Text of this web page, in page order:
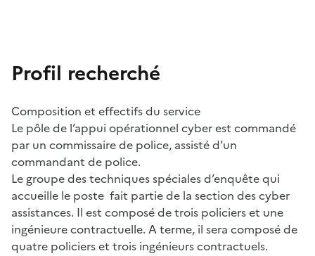
Profil recherché
Composition et effectifs du service
Le pôle de l’appui opérationnel cyber est commandé
par un commissaire de police, assisté d’un
commandant de police.
Le groupe des techniques spéciales d’enquête qui
accueille le poste fait partie de la section des cyber
assistances. Il est composé de trois policiers et une
ingénieure contractuelle. A terme, il sera composé de
quatre policiers et trois ingénieurs contractuels.